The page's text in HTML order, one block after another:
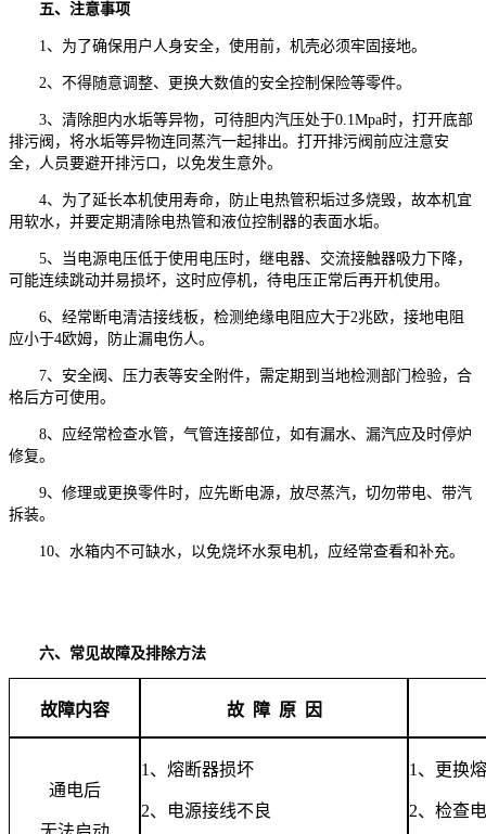
五、注意事项
1、为了确保用户人身安全，使用前，机壳必须牢固接地。
2、不得随意调整、更换大数值的安全控制保险等零件。
3、清除胆内水垢等异物，可待胆内汽压处于0.1Mpa时，打开底部
排污阀，将水垢等异物连同蒸汽一起排出。打开排污阀前应注意安
全，人员要避开排污口，以免发生意外。
4、为了延长本机使用寿命，防止电热管积垢过多烧毁，故本机宜
用软水，并要定期清除电热管和液位控制器的表面水垢。
5、当电源电压低于使用电压时，继电器、交流接触器吸力下降，
可能连续跳动并易损坏，这时应停机，待电压正常后再开机使用。
6、经常断电清洁接线板，检测绝缘电阻应大于2兆欧，接地电阻
应小于4欧姆，防止漏电伤人。
7、安全阀、压力表等安全附件，需定期到当地检测部门检验，合
格后方可使用。
8、应经常检查水管，气管连接部位，如有漏水、漏汽应及时停炉
修复。
9、修理或更换零件时，应先断电源，放尽蒸汽，切勿带电、带汽
拆装。
10、水箱内不可缺水，以免烧坏水泵电机，应经常查看和补充。
六、常见故障及排除方法
故障内容 故 障 原 因
通电后
1 、熔断器损坏
2、电源接线不良
1 、更换
2、检查